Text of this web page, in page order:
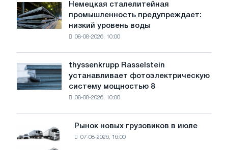
Немецкая
сталелитейная
промышленность
предупреждает:
воды
угрожает
безопасности
Немецкая сталелитейная
промышленность предупреждает:
низкий уровень воды
08-08-2026, 10:00
thyssenkrupp
Rasselstein
устанавливает
фотоэлектрическую
thyssenkrupp Rasselstein
устанавливает фотоэлектрическую
систему мощностью 8
08-08-2026, 10:00
Рынок
новых
Рынок новых грузовиков в июле
07-08-2026, 16:00